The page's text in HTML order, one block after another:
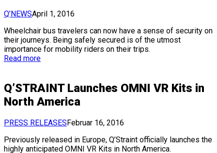
Q’NEWSApril 1, 2016
Wheelchair bus travelers can now have a sense of security on
their journeys. Being safely secured is of the utmost
importance for mobility riders on their trips.
Read more
Q’STRAINT Launches OMNI VR Kits in
North America
PRESS RELEASES Februar 16, 2016
Previously released in Europe, Q’Straint officially launches the
highly anticipated OMNI VR Kits in North America.